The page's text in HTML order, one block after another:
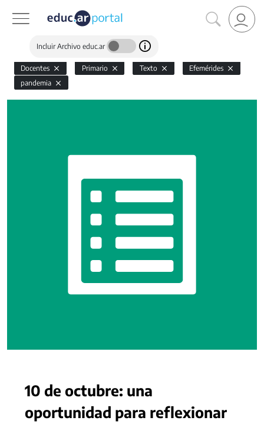
Incluir Archivo educ.ar
Docentes Primario Texto
Efemérides
pandemia
10 de octubre: una
oportunidad para reflexionar